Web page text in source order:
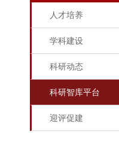
人才培养
学科建设
科研动态
科研智库平台
迎评促建